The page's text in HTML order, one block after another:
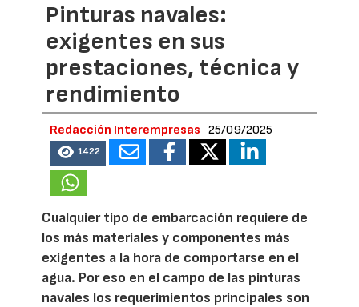
Pinturas navales:
exigentes en sus
prestaciones, técnica y
rendimiento
Redacción Interempresas 25/09/2025
1422
Cualquier tipo de embarcación requiere de
los más materiales y componentes más
exigentes a la hora de comportarse en el
agua. Por eso en el campo de las pinturas
navales los requerimientos principales son